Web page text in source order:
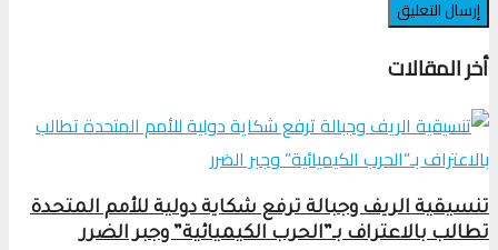
أخر المقالات
تنسيقية الريف وجبالة ترفع شكاية دولية للأمم المتحدة
تطالب بالاعتراف بـ”الحرب الكيميائية” وجبر الضرر